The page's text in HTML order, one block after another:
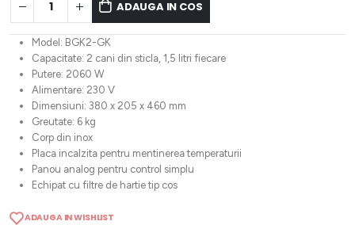
ADAUGA IN COS
Model: BGK2-GK
Capacitate: 2 cani din sticla, 1,5 litri fiecare
Putere: 2060 W
Alimentare: 230 V
Dimensiuni: 380 x 205 x 460 mm
Greutate: 6 kg
Corp din inox
Placa incalzita pentru mentinerea temperaturii
Panou analog pentru control simplu
Echipat cu filtre de hartie tip cos
ADAUGA IN WISHLIST